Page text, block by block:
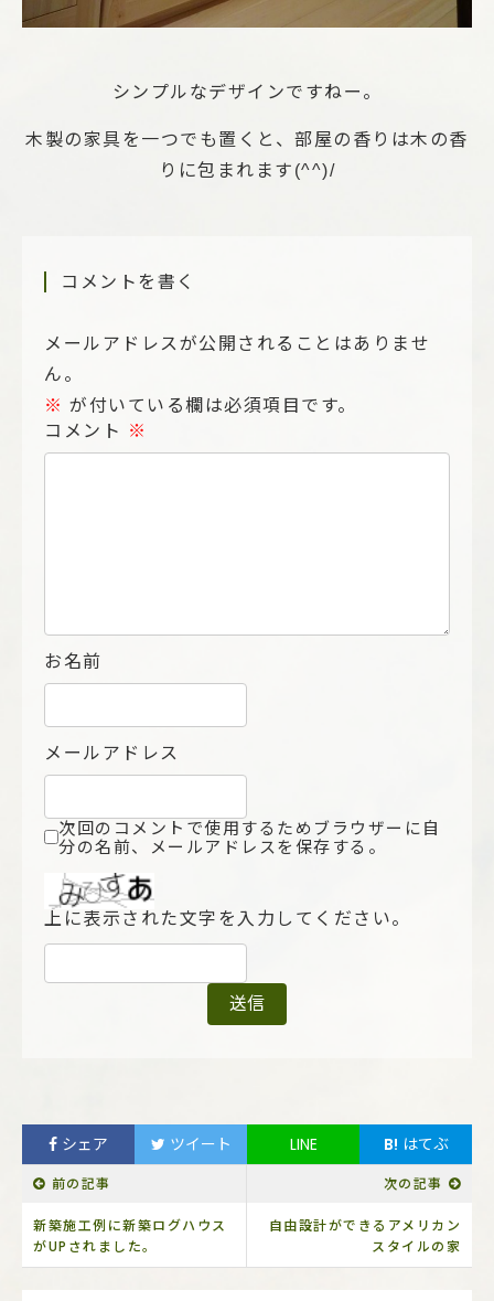
シンプルなデザインですねー。
木製の家具を一つでも置くと、部屋の香りは木の香
りに包まれます(^^)/
コメントを書く
メールアドレスが公開されることはありませ
ん。
※ が付いている欄は必須項目です。
コメント ※
お名前
メールアドレス
次回のコメントで使用するためブラウザーに自
分の名前、メールアドレスを保存する。
上に表示された文字を入力してください。
シェア ツイート LINE B! はてぶ
前の記事
新築施工例に新築ログハウス
がUPされました。
次の記事
自由設計ができるアメリカン
スタイルの家